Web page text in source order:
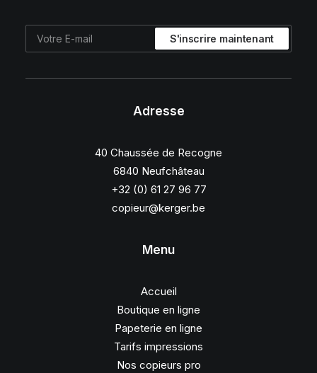
Adresse
40 Chaussée de Recogne
6840 Neufchâteau
+32 (0) 61 27 96 77
copieur@kerger.be
Menu
Accueil
Boutique en ligne
Papeterie en ligne
Tarifs impressions
Nos copieurs pro